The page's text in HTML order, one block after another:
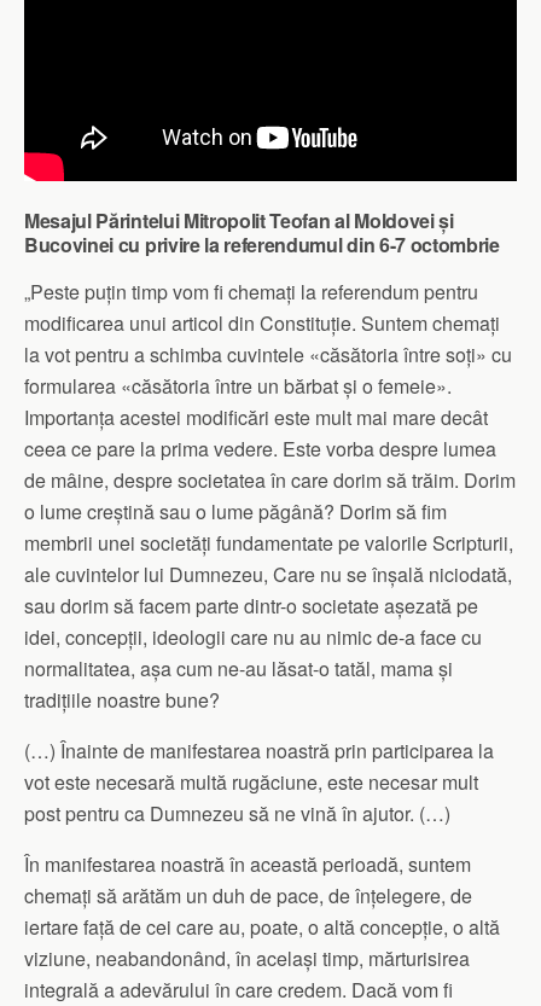
Mesajul Părintelui Mitropolit Teofan al Moldovei și
Bucovinei cu privire la referendumul din 6-7 octombrie
„Peste puțin timp vom fi chemați la referendum pentru
modificarea unui articol din Constituție. Suntem chemați
la vot pentru a schimba cuvintele «căsătoria între soți» cu
formularea «căsătoria între un bărbat și o femeie».
Importanța acestei modificări este mult mai mare decât
ceea ce pare la prima vedere. Este vorba despre lumea
de mâine, despre societatea în care dorim să trăim. Dorim
o lume creștină sau o lume păgână? Dorim să fim
membrii unei societăți fundamentate pe valorile Scripturii,
ale cuvintelor lui Dumnezeu, Care nu se înșală niciodată,
sau dorim să facem parte dintr-o societate așezată pe
idei, concepții, ideologii care nu au nimic de-a face cu
normalitatea, așa cum ne-au lăsat-o tatăl, mama și
tradițiile noastre bune?
(…) Înainte de manifestarea noastră prin participarea la
vot este necesară multă rugăciune, este necesar mult
post pentru ca Dumnezeu să ne vină în ajutor. (…)
În manifestarea noastră în această perioadă, suntem
chemați să arătăm un duh de pace, de înțelegere, de
iertare față de cei care au, poate, o altă concepție, o altă
viziune, neabandonând, în același timp, mărturisirea
integrală a adevărului în care credem. Dacă vom fi